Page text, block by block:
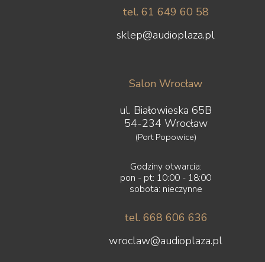
tel. 61 649 60 58
sklep@audioplaza.pl
Salon Wrocław
ul. Białowieska 65B
54-234 Wrocław
(Port Popowice)
Godziny otwarcia:
pon - pt: 10:00 - 18:00
sobota: nieczynne
tel. 668 606 636
wroclaw@audioplaza.pl